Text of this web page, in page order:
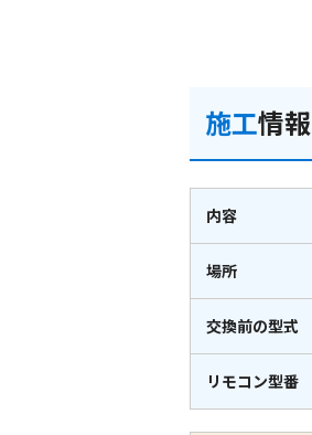
施工情報
内容
場所
交換前の型式
リモコン型番